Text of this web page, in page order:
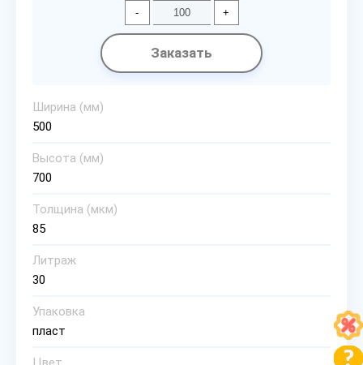
- +
Заказать
Ширина (мм)
500
Высота (мм)
700
Толщина (мкм)
85
Литраж
30
Упаковка
пласт